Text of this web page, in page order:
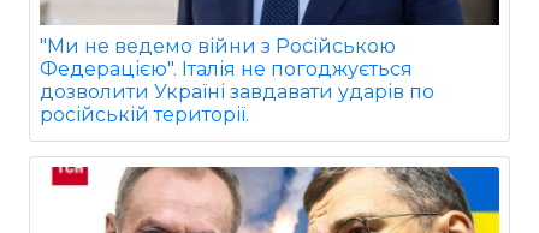
"Ми не ведемо війни з Російською
Федерацією". Італія не погоджується
дозволити Україні завдавати ударів по
російській території.